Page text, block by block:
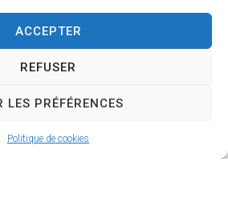
ACCEPTER
REFUSER
LES PRÉFÉRENCES
Politique de cookies
concernant le parcours,